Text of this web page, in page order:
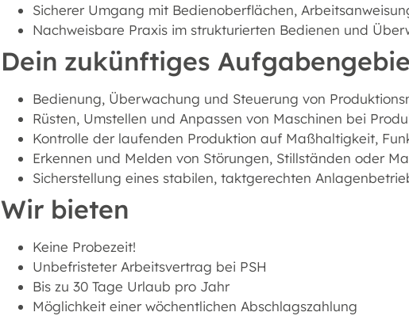
Sicherer Umgang mit Bedienoberflächen,
Nachweisbare Praxis im strukturierten Bedienen und
Dein zukünftiges
Bedienung, Überwachung und Steuerung von
Rüsten, Umstellen und Anpassen von Maschinen bei
Kontrolle der laufenden Produktion auf Maßhaltigkeit,
Erkennen und Melden von Störungen, Stillständen oder
Sicherstellung eines stabilen, taktgerechten
Wir bieten
Keine Probezeit!
Unbefristeter Arbeitsvertrag bei PSH
Bis zu 30 Tage Urlaub pro Jahr
Möglichkeit einer wöchentlichen Abschlagszahlung